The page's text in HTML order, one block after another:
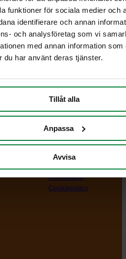
funktioner för sociala medier och
identifierare och annan
och analysföretag som vi
med annan information
du har använt deras tjänster.
Tillåt alla
Anpassa
Avvisa
Information
Kontakt
Om PWS
Policy/Riktlinjer
Impressum
Cookiepolicy